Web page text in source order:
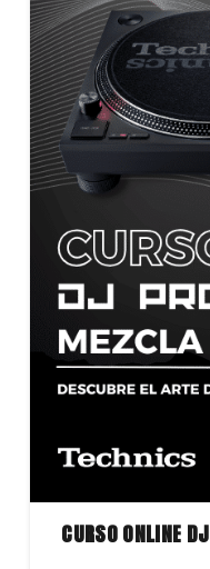
CURSO ONLINE